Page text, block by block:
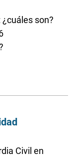
son?
Civil en